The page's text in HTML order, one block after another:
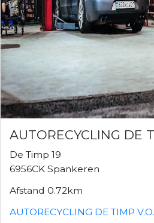
AUTORECYCLING DE
De Timp 19
6956CK Spankeren
Afstand 0.72km
AUTORECYCLING DE TIMP